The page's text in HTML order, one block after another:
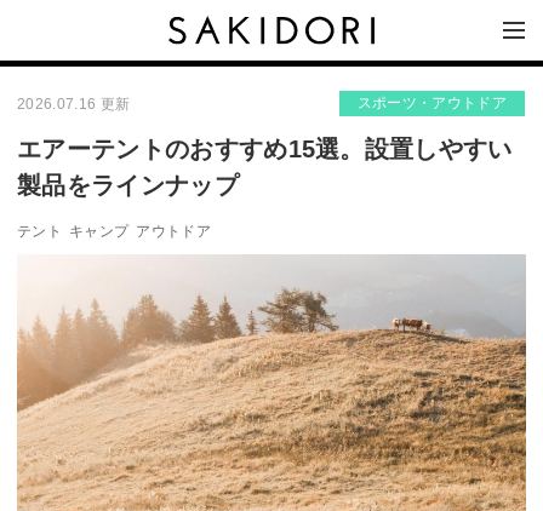
2026.07.16 更新 スポーツ・アウトドア
エアーテントのおすすめ15選。設置しやすい
製品をラインナップ
テント キャンプ アウトドア